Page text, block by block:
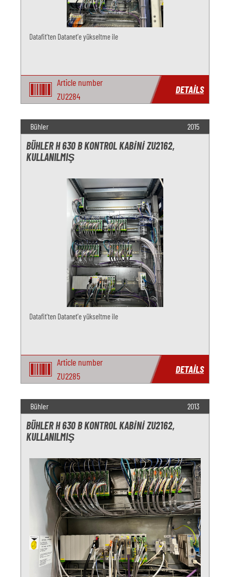
Datafit'ten Datanet'e yükseltme ile
Article number
ZU2284
DETAILS
Bühler 2015
BÜHLER H 630 B KONTROL KABINI ZU2162,
KULLANILMIŞ
Datafit'ten Datanet'e yükseltme ile
Article number
ZU2285
DETAILS
Bühler 2013
BÜHLER H 630 B KONTROL KABINI ZU2162,
KULLANILMIŞ